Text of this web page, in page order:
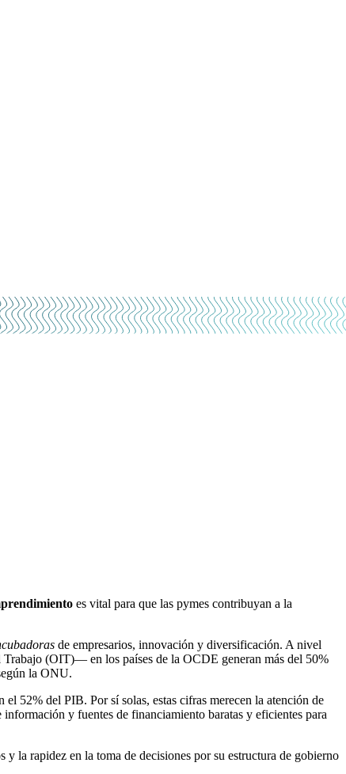
es vital para que las pymes contribuyan a la
de empresarios, innovación y diversificación. A nivel
Trabajo (OIT)— en los países de la OCDE generan más del 50%
la ONU.
el 52% del PIB. Por sí solas, estas cifras merecen la atención de
y fuentes de financiamiento baratas y eficientes para
y la rapidez en la toma de decisiones por su estructura de gobierno